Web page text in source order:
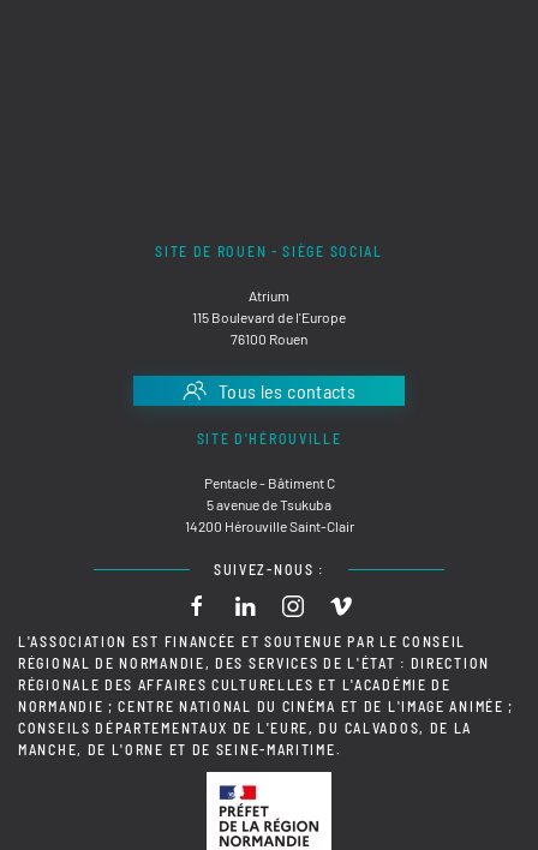
SITE DE ROUEN - SIÈGE SOCIAL
Atrium
115 Boulevard de l'Europe
76100 Rouen
Tous les contacts
SITE D'HÉROUVILLE
Pentacle - Bâtiment C
5 avenue de Tsukuba
14200 Hérouville Saint-Clair
SUIVEZ-NOUS :
L'ASSOCIATION EST FINANCÉE ET SOUTENUE PAR LE CONSEIL
RÉGIONAL DE NORMANDIE, DES SERVICES DE L'ÉTAT : DIRECTION
RÉGIONALE DES AFFAIRES CULTURELLES ET L'ACADÉMIE DE
NORMANDIE ; CENTRE NATIONAL DU CINÉMA ET DE L'IMAGE ANIMÉE ;
CONSEILS DÉPARTEMENTAUX DE L'EURE, DU CALVADOS, DE LA
MANCHE, DE L'ORNE ET DE SEINE-MARITIME.